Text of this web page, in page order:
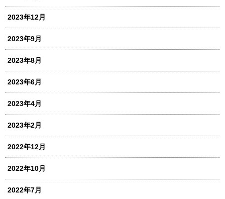
2023年12月
2023年9月
2023年8月
2023年6月
2023年4月
2023年2月
2022年12月
2022年10月
2022年7月